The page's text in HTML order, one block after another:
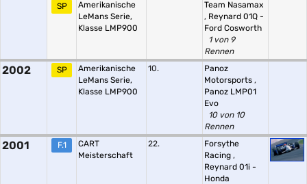
SP
Amerikanische
LeMans Serie,
Klasse LMP900
Team Nasamax
, Reynard 01Q -
Ford Cosworth
1 von 9
Rennen
2002 SP
Amerikanische
LeMans Serie,
Klasse LMP900
10.
Panoz
Motorsports ,
Panoz LMP01
Evo
10 von 10
Rennen
2001 F.1
CART
Meisterschaft
22.
Forsythe
Racing ,
Reynard 01i -
Honda